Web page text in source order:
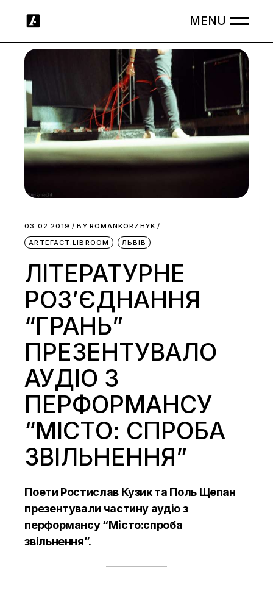
03.02.2019 BY ROMANKORZHYK
ARTEFACT.LIBROOM
ЛЬВІВ
ЛІТЕРАТУРНЕ
РОЗ’ЄДНАННЯ
“ГРАНЬ”
ПРЕЗЕНТУВАЛО
АУДІО З
ПЕРФОРМАНСУ
“МІСТО: СПРОБА
ЗВІЛЬНЕННЯ”
Поети Ростислав Кузик та Поль Щепан
презентували частину аудіо з
перформансу “Місто:спроба
звільнення”.